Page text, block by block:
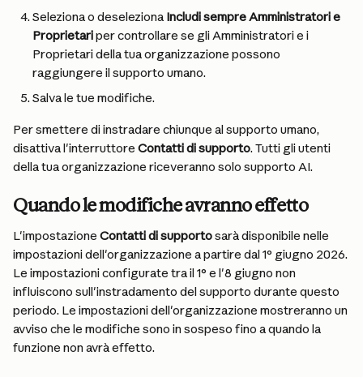
Seleziona o deseleziona Includi sempre Amministratori e
Proprietari per controllare se gli Amministratori e i
Proprietari della tua organizzazione possono
raggiungere il supporto umano.
Salva le tue modifiche.
Per smettere di instradare chiunque al supporto umano,
disattiva l'interruttore Contatti di supporto. Tutti gli utenti
della tua organizzazione riceveranno solo supporto AI.
Quando le modifiche avranno effetto
L'impostazione Contatti di supporto sarà disponibile nelle
impostazioni dell'organizzazione a partire dal 1° giugno 2026.
Le impostazioni configurate tra il 1° e l'8 giugno non
influiscono sull'instradamento del supporto durante questo
periodo. Le impostazioni dell'organizzazione mostreranno un
avviso che le modifiche sono in sospeso fino a quando la
funzione non avrà effetto.